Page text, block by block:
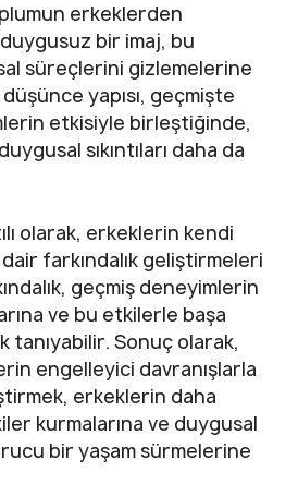
erkeklerden
bir imaj, bu
süreçlerini gizlemelerine
yapısı, geçmişte
etkisiyle birleştiğinde,
sıkıntıları daha da
olarak, erkeklerin kendi
farkındalık geliştirmeleri
geçmiş deneyimlerin
ve bu etkilerle başa
tanıyabilir. Sonuç olarak,
engelleyici davranışlarla
erkeklerin daha
kurmalarına ve duygusal
bir yaşam sürmelerine